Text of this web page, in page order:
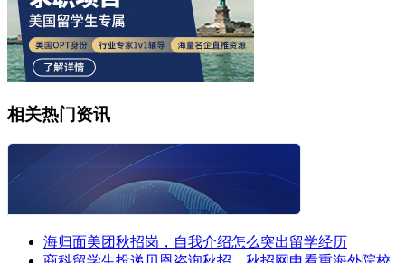
相关热门资讯
海归面美团秋招岗，自我介绍怎么突出留学经历